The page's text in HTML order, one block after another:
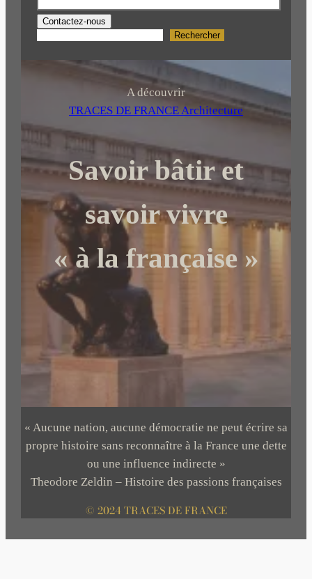
Contactez-nous
R
r
c
h
r
Rechercher
A découvrir
TRACES DE FRANCE Architecture
Savoir bâtir et
savoir vivre
« à la française »
« Aucune nation, aucune démocratie ne peut écrire sa
propre histoire sans reconnaître à la France une dette
ou une influence indirecte »
Theodore Zeldin – Histoire des passions françaises
© 2024 TRACES DE FRANCE